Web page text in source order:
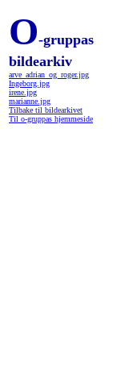
O-gruppas
bildearkiv
arve_adrian_og_roger.jpg
Ingeborg.jpg
irene.jpg
marianne.jpg
Tilbake til bildearkivet
Til o-gruppas hjemmeside